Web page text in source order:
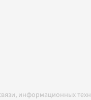
информационных